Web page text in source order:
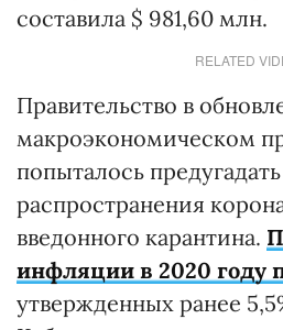
составила $ 981,60 млн.
RELATED
Правительство в
макроэкономическом
попыталось
распространения
введонного карантина.
инфляции в 2020 году
утвержденных ранее